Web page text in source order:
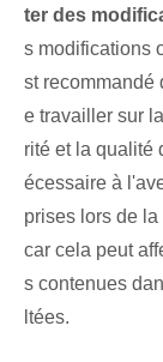
ter des
s modifications
st recommandé
e travailler sur
rité et la qualité
écessaire à
prises lors de
car⁤ cela peut
s contenues
ltées.